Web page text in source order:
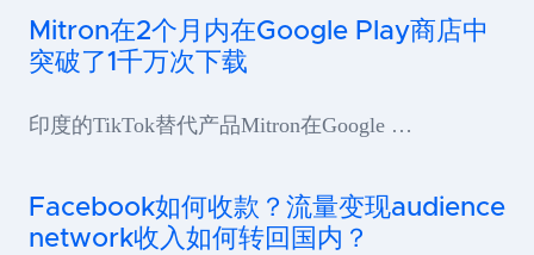
Mitron在2个月内在Google Play商店中
突破了1千万次下载
印度的TikTok替代产品Mitron在Google …
Facebook如何收款？流量变现audience
network收入如何转回国内？